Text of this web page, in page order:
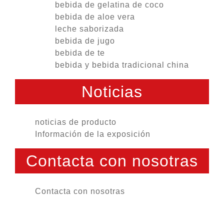
bebida de gelatina de coco
bebida de aloe vera
leche saborizada
bebida de jugo
bebida de te
bebida y bebida tradicional china
Noticias
noticias de producto
Información de la exposición
Contacta con nosotras
Contacta con nosotras